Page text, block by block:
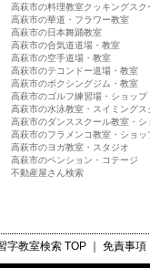
高萩市の料理教室クッキングスク
高萩市の華道・フラワー教室
高萩市の日本舞踊教室
高萩市の合気道道場・教室
高萩市の空手道場・教室
高萩市のテコンドー道場・教室
高萩市のボクシングジム・教室
高萩市のゴルフ練習場・ショップ
高萩市の水泳教室・スイミングス
高萩市のダンススクール教室・シ
高萩市のフラメンコ教室・ショッ
高萩市のヨガ教室・スタジオ
高萩市のペンション・コテージ
不動産屋さん検索
字教室検索TOP ｜ 免責事項